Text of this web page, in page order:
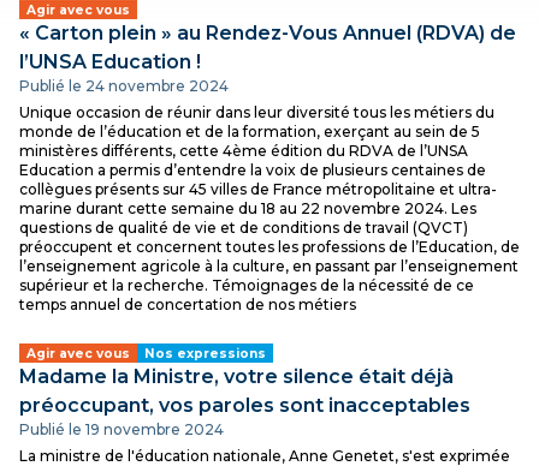
Agir avec vous
« Carton plein » au Rendez-Vous Annuel (RDVA) de
l’UNSA Education !
Publié le 24 novembre 2024
Unique occasion de réunir dans leur diversité tous les métiers du
monde de l’éducation et de la formation, exerçant au sein de 5
ministères différents, cette 4ème édition du RDVA de l’UNSA
Education a permis d’entendre la voix de plusieurs centaines de
collègues présents sur 45 villes de France métropolitaine et ultra-
marine durant cette semaine du 18 au 22 novembre 2024. Les
questions de qualité de vie et de conditions de travail (QVCT)
préoccupent et concernent toutes les professions de l’Education, de
l’enseignement agricole à la culture, en passant par l’enseignement
supérieur et la recherche. Témoignages de la nécessité de ce
temps annuel de concertation de nos métiers
Agir avec vous Nos expressions
Madame la Ministre, votre silence était déjà
préoccupant, vos paroles sont inacceptables
Publié le 19 novembre 2024
La ministre de l'éducation nationale, Anne Genetet, s'est exprimée